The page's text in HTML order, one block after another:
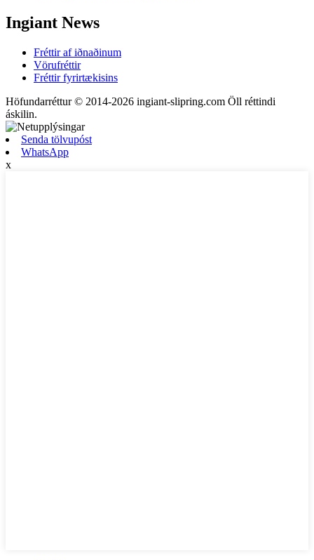
Ingiant News
Fréttir af iðnaðinum
Vörufréttir
Fréttir fyrirtækisins
Höfundarréttur © 2014-2026 ingiant-slipring.com Öll réttindi
áskilin.
Senda tölvupóst
WhatsApp
x